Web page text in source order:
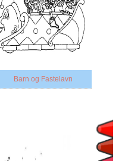
Barn og Fastelavn